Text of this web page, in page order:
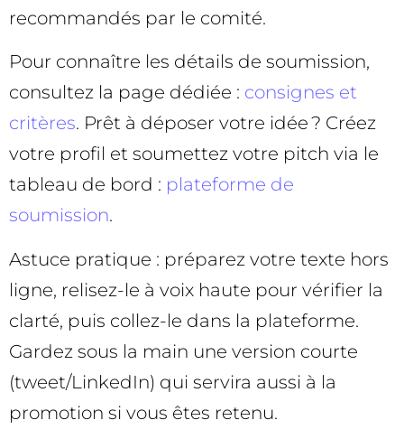
recommandés par le comité.
Pour connaître les détails de soumission,
consultez la page dédiée : consignes et
critères. Prêt à déposer votre idée ? Créez
votre profil et soumettez votre pitch via le
tableau de bord : plateforme de
soumission.
Astuce pratique : préparez votre texte hors
ligne, relisez-le à voix haute pour vérifier la
clarté, puis collez-le dans la plateforme.
Gardez sous la main une version courte
(tweet/LinkedIn) qui servira aussi à la
promotion si vous êtes retenu.